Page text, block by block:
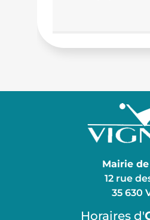
Mairie
12 rue
35 630
Horaires d'